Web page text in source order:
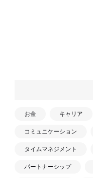
お金 キャリア
コミュニケーション
タイムマネジメント
パートナーシップ